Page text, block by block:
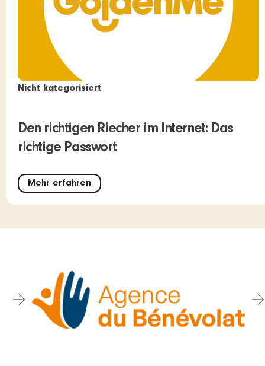
Nicht kategorisiert
Den richtigen Riecher im Internet: Das
richtige Passwort
Mehr erfahren